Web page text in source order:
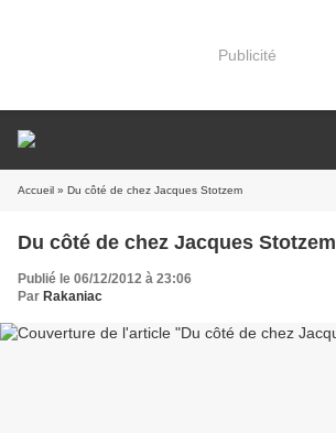
Publicité
Accueil » Du côté de chez Jacques Stotzem
Du côté de chez Jacques Stotzem
Publié le 06/12/2012 à 23:06
Par Rakaniac